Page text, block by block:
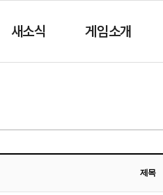
새소식 게임소개
제목